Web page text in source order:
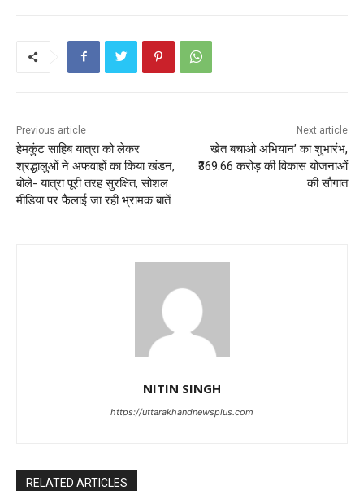
Previous article
हेमकुंट साहिब यात्रा को लेकर
श्रद्धालुओं ने अफवाहों का किया खंडन,
बोले- यात्रा पूरी तरह सुरक्षित, सोशल
मीडिया पर फैलाई जा रही भ्रामक बातें
Next article
खेत बचाओ अभियान’ का शुभारंभ,
₹369.66 करोड़ की विकास योजनाओं
की सौगात
NITIN SINGH
https://uttarakhandnewsplus.com
RELATED ARTICLES